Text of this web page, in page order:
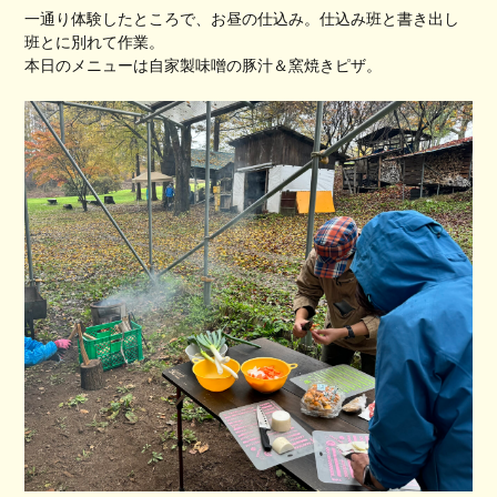
一通り体験したところで、お昼の仕込み。仕込み班と書き出し
班とに別れて作業。
本日のメニューは自家製味噌の豚汁＆窯焼きピザ。